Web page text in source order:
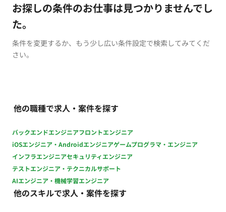
お探しの条件のお仕事は見つかりませんでし
た。
条件を変更するか、もう少し広い条件設定で検索してみてくだ
さい。
他の職種で求人・案件を探す
バックエンドエンジニアフロントエンジニア
iOSエンジニア・Androidエンジニアゲームプログラマ・エンジニア
インフラエンジニアセキュリティエンジニア
テストエンジニア・テクニカルサポート
AIエンジニア・機械学習エンジニア
他のスキルで求人・案件を探す